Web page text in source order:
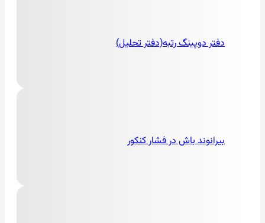
دفتر دوپینگ رتبه(دفتر تحلیل)
بیرانوند باش در فشار کنکور